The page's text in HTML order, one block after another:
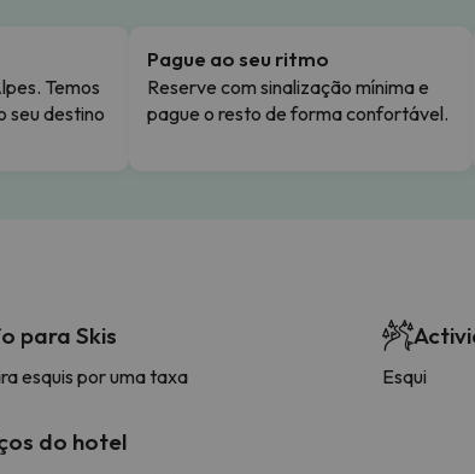
Temos
seu destino
Pague ao seu ritmo
Reserve com sinalização mínima e
pague o resto de forma confortável.
para Skis
esquis por uma taxa
do hotel
Esqui